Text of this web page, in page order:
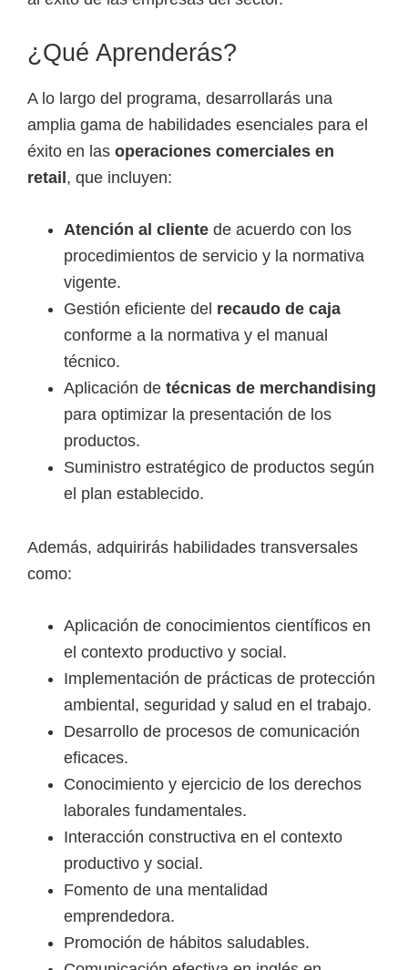
S
E
N
A
¿Qué Aprenderás?
A lo largo del programa, desarrollarás una
amplia gama de habilidades esenciales para el
éxito en las operaciones comerciales en
retail, que incluyen:
Atención al cliente de acuerdo con los
procedimientos de servicio y la normativa
vigente.
Gestión eficiente del recaudo de caja
conforme a la normativa y el manual
técnico.
Aplicación de técnicas de merchandising
para optimizar la presentación de los
productos.
Suministro estratégico de productos según
el plan establecido.
Además, adquirirás habilidades transversales
como:
Aplicación de conocimientos científicos en
el contexto productivo y social.
Implementación de prácticas de protección
ambiental, seguridad y salud en el trabajo.
Desarrollo de procesos de comunicación
eficaces.
Conocimiento y ejercicio de los derechos
laborales fundamentales.
Interacción constructiva en el contexto
productivo y social.
Fomento de una mentalidad
emprendedora.
Promoción de hábitos saludables.